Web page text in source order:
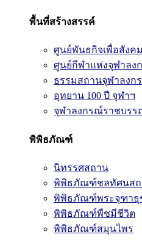
พื้นที่สร้างสรรค์
ศูนย์พันธกิจเพื่อสังคม
ศูนย์กีฬาแห่งจุฬาลง
ธรรมสถานจุฬาลงก
อุทยาน 100 ปี จุฬาฯ
จุฬาลงกรณ์ราชบรร
พิพิธภัณฑ์
นิทรรศสถาน
พิพิธภัณฑ์ชลทัศนส
พิพิธภัณฑ์พระจุฑาธุ
พิพิธภัณฑ์พืชมีชีวิต
พิพิธภัณฑ์สมุนไพร